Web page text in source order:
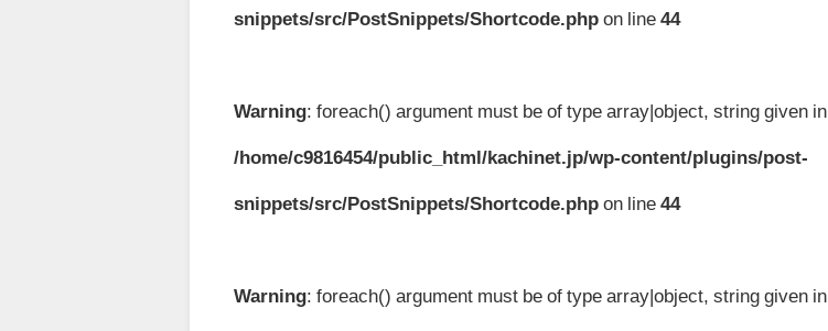
snippets/src/PostSnippets/Shortcode.php on line44
Warning: foreach() argument must be of type array|object, string given in
/home/c9816454/public_html/kachinet.jp/wp-content/plugins/post-
snippets/src/PostSnippets/Shortcode.php on line44
Warning: foreach() argument must be of type array|object, string given in